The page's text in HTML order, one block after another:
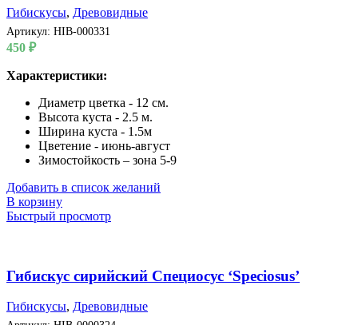
Гибискусы, Древовидные
Артикул: HIB-000331
450 ₽
Характеристики:
Диаметр цветка - 12 см.
Высота куста - 2.5 м.
Ширина куста - 1.5м
Цветение - июнь-август
Зимостойкость – зона 5-9
Добавить в список желаний
В корзину
Быстрый просмотр
Гибискус сирийский Специосус ‘Speciosus’
Гибискусы, Древовидные